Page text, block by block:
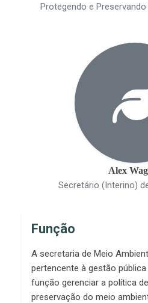
Protegendo e
Alex
Secretário (Interino)
Função
A secretaria de Meio
pertencente à gestão
função gerenciar a política
preservação do meio